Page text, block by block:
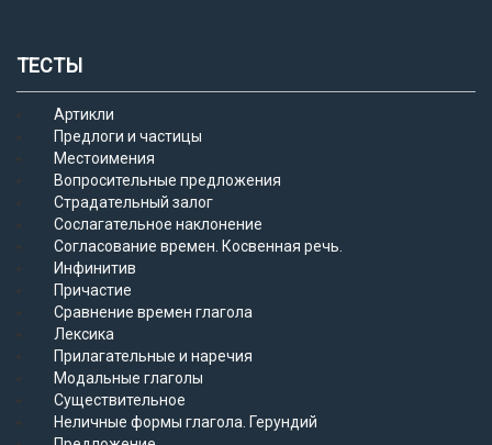
ТЕСТЫ
Артикли
Предлоги и частицы
Местоимения
Вопросительные предложения
Страдательный залог
Сослагательное наклонение
Согласование времен. Косвенная речь.
Инфинитив
Причастие
Сравнение времен глагола
Лексика
Прилагательные и наречия
Модальные глаголы
Существительное
Неличные формы глагола. Герундий